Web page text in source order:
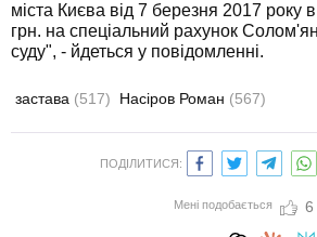
міста Києва від 7 березня 2017 року
грн. на спеціальний рахунок
суду", - йдеться у повідомленні.
застава (517) Насіров Роман (567)
ПОДІЛИТИСЯ:
Мені подобається 6